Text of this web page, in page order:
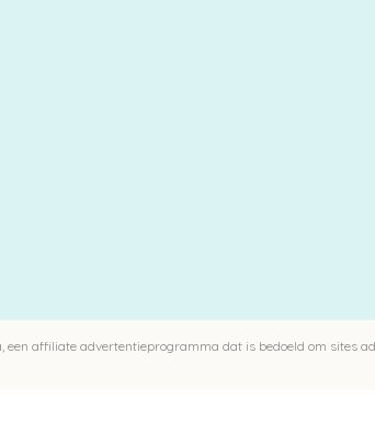
affiliate advertentieprogramma dat is bedoeld om sites